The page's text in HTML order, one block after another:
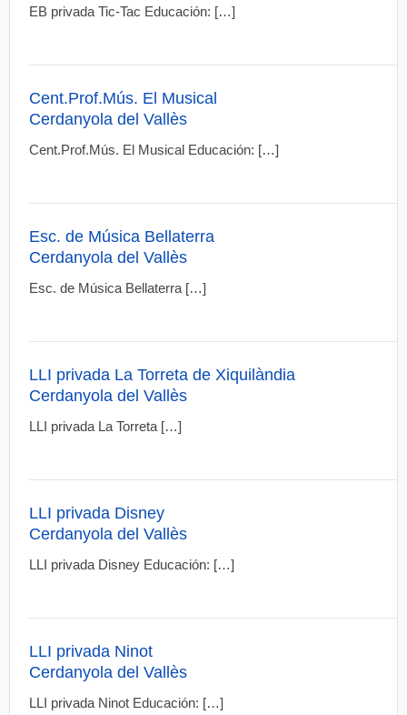
EB privada Tic-Tac Educación: […]
Cent.Prof.Mús. El Musical
Cerdanyola del Vallès
Cent.Prof.Mús. El Musical Educación: […]
Esc. de Música Bellaterra
Cerdanyola del Vallès
Esc. de Música Bellaterra […]
LLI privada La Torreta de Xiquilàndia
Cerdanyola del Vallès
LLI privada La Torreta […]
LLI privada Disney
Cerdanyola del Vallès
LLI privada Disney Educación: […]
LLI privada Ninot
Cerdanyola del Vallès
LLI privada Ninot Educación: […]